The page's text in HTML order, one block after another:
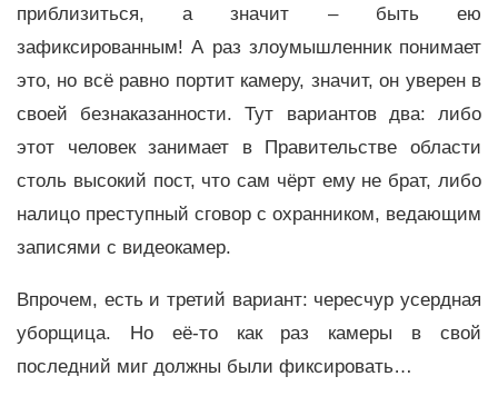
приблизиться, а значит – быть ею
зафиксированным! А раз злоумышленник понимает
это, но всё равно портит камеру, значит, он уверен в
своей безнаказанности. Тут вариантов два: либо
этот человек занимает в Правительстве области
столь высокий пост, что сам чёрт ему не брат, либо
налицо преступный сговор с охранником, ведающим
записями с видеокамер.
Впрочем, есть и третий вариант: чересчур усердная
уборщица. Но её-то как раз камеры в свой
последний миг должны были фиксировать…